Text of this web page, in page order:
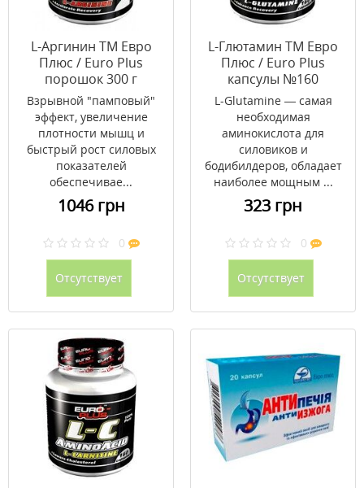
L-Аргинин ТМ Евро
Плюс / Euro Plus
порошок 300 г
Взрывной "памповый"
эффект, увеличение
плотности мышц и
быстрый рост силовых
показателей
обеспечивае...
1046 грн
0
Отсутствует
L-Глютамин ТМ Евро
Плюс / Euro Plus
капсулы №160
L-Glutamine — самая
необходимая
аминокислота для
силовиков и
бодибилдеров, обладает
наиболее мощным ...
323 грн
0
Отсутствует